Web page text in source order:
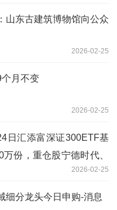
山东古建筑博物馆向公众
2026-02-25
月不变
2026-02-25
日汇添富深证300ETF基
份，重仓股宁德时代、
2026-02-25
细分龙头今日申购-消息